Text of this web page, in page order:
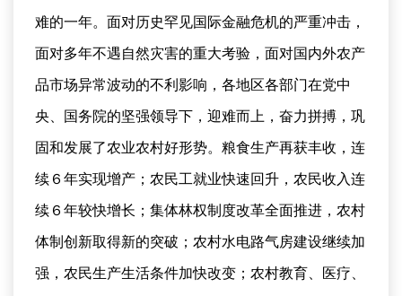
难的一年。面对历史罕见国际金融危机的严重冲击，
面对多年不遇自然灾害的重大考验，面对国内外农产
品市场异常波动的不利影响，各地区各部门在党中
央、国务院的坚强领导下，迎难而上，奋力拼搏，巩
固和发展了农业农村好形势。粮食生产再获丰收，连
续６年实现增产；农民工就业快速回升，农民收入连
续６年较快增长；集体林权制度改革全面推进，农村
体制创新取得新的突破；农村水电路气房建设继续加
强，农民生产生活条件加快改变；农村教育、医疗、